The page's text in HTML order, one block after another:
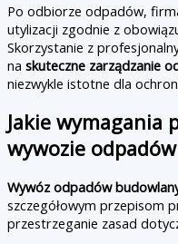
Po odbiorze odpadów,
utylizacji zgodnie z
Skorzystanie z
na skuteczne zarządzanie
niezwykle istotne dla
Jakie wymagania
wywozie
Wywóz odpadów
szczegółowym przepisom
przestrzeganie zasad